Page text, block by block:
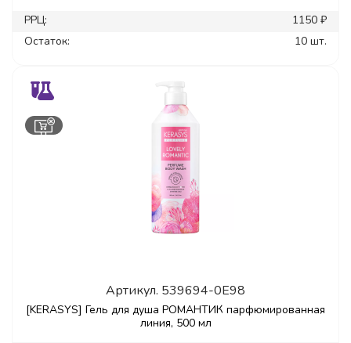
РРЦ:
1150 ₽
Остаток:
10 шт.
Артикул. 539694-0E98
[KERASYS] Гель для душа РОМАНТИК парфюмированная
линия, 500 мл